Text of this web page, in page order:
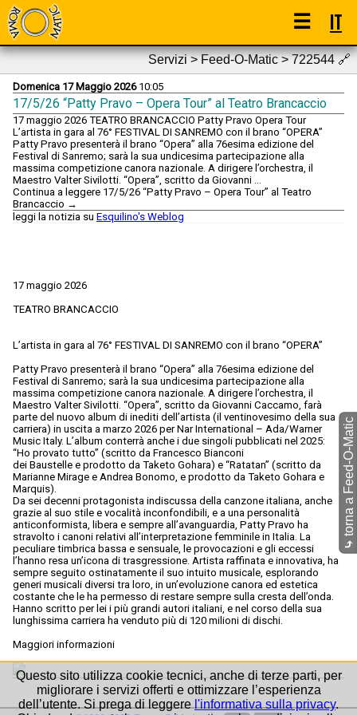
☰ IT
Servizi > Feed-O-Matic > 722544🔗
Domenica 17 Maggio 202610:05
17/5/26 “Patty Pravo – Opera Tour” al Teatro Brancaccio
17 maggio 2026 TEATRO BRANCACCIO Patty Pravo Opera Tour
L’artista in gara al 76° FESTIVAL DI SANREMO con il brano “OPERA”
Patty Pravo presenterà il brano “Opera” alla 76esima edizione del
Festival di Sanremo; sarà la sua undicesima partecipazione alla
massima competizione canora nazionale. A dirigere l’orchestra, il
Maestro Valter Sivilotti. “Opera”, scritto da Giovanni …
Continua a leggere 17/5/26 “Patty Pravo – Opera Tour” al Teatro
Brancaccio →
leggi la notizia su Esquilino's Weblog
17 maggio 2026
TEATRO BRANCACCIO
L’artista in gara al 76° FESTIVAL DI SANREMO con il brano “OPERA”
Patty Pravo presenterà il brano “Opera” alla 76esima edizione del
Festival di Sanremo; sarà la sua undicesima partecipazione alla
massima competizione canora nazionale. A dirigere l’orchestra, il
Maestro Valter Sivilotti. “Opera”, scritto da Giovanni Caccamo, farà
parte del nuovo album di inediti dell’artista (il ventinovesimo della sua
carriera) in uscita a marzo 2026 per Nar International – Ada/Warner
Music Italy. L’album conterrà anche i due singoli pubblicati nel 2025:
“Ho provato tutto” (scritto da Francesco Bianconi
dei Baustelle e prodotto da Taketo Gohara) e “Ratatan” (scritto da
Marianne Mirage e Andrea Bonomo, e prodotto da Taketo Gohara e
Marquis).
Da sei decenni protagonista indiscussa della canzone italiana, anche
grazie al suo stile e vocalità inconfondibili, e a una personalità
anticonformista, libera e sempre all’avanguardia, Patty Pravo ha
stravolto i canoni relativi all’interpretazione femminile in Italia. La
peculiare timbrica bassa e sensuale, le provocazioni e gli eccessi
l’hanno resa un’icona di trasgressione. Artista raffinata e innovativa, ha
sempre seguito ostinatamente il suo intuito musicale, esplorando
generi musicali diversi tra loro, in un’evoluzione canora ed estetica
costante che le ha permesso di restare sempre sulla cresta dell’onda.
Hanno scritto per lei i più grandi autori italiani, e nel corso della sua
lunghissima carriera ha venduto più di 120 milioni di dischi.
Maggiori informazioni
⤷
torna a Feed-O-Matic
Questo sito utilizza cookie tecnici, anche di terze parti, per
migliorare i servizi offerti e ottimizzare l’esperienza
dell’utente. Si prega di leggerel'informativa sulla privacy.